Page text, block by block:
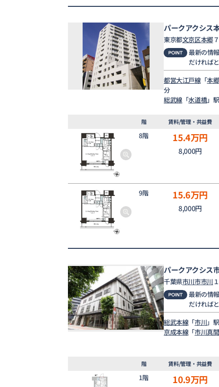
パークアクシス
東京都文京区本郷
最新の情
だければ
都営大江戸線「本
分
総武線「水道橋」
階 賃料/管理・共益費
8階 15.4万円
8,000円
9階 15.6万円
8,000円
パークアクシス
千葉県市川市市川
最新の情
だければ
総武本線「市川」
京成本線「市川真間
階 賃料/管理・共益費
1階 10.9万円